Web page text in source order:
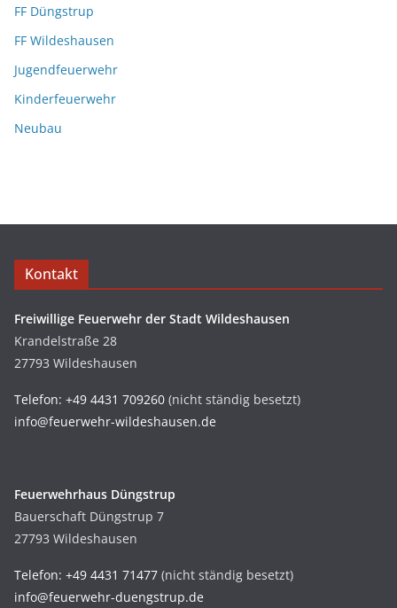
FF Düngstrup
FF Wildeshausen
Jugendfeuerwehr
Kinderfeuerwehr
Neubau
Kontakt
Freiwillige Feuerwehr der Stadt Wildeshausen
Krandelstraße 28
27793 Wildeshausen
Telefon: +49 4431 709260 (nicht ständig besetzt)
info@feuerwehr-wildeshausen.de
Feuerwehrhaus Düngstrup
Bauerschaft Düngstrup 7
27793 Wildeshausen
Telefon: +49 4431 71477 (nicht ständig besetzt)
info@feuerwehr-duengstrup.de